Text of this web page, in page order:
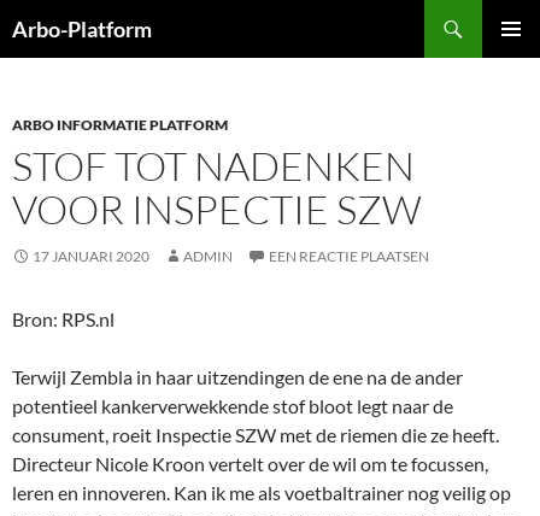
naar
Arbo-Platform
ARBO INFORMATIE PLATFORM
STOF TOT NADENKEN
VOOR INSPECTIE SZW
17 JANUARI 2020 ADMIN EEN REACTIE PLAATSEN
Bron: RPS.nl
Terwijl Zembla in haar uitzendingen de ene na de ander
potentieel kankerverwekkende stof bloot legt naar de
consument, roeit Inspectie SZW met de riemen die ze heeft.
Directeur Nicole Kroon vertelt over de wil om te focussen,
leren en innoveren. Kan ik me als voetbaltrainer nog veilig op